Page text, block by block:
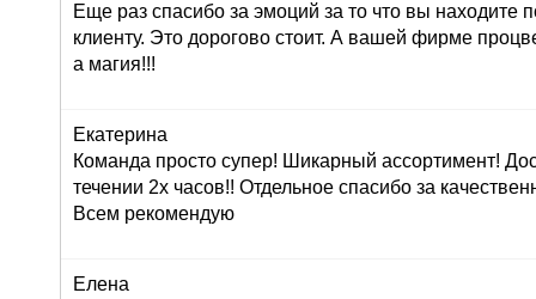
Еще раз спасибо за эмоций за то что вы находите
клиенту. Это дорогово стоит. А вашей фирме
а магия!!!
Екатерина
Команда просто супер! Шикарный ассортимент!
течении 2х часов!! Отдельное спасибо за
Всем рекомендую
Елена